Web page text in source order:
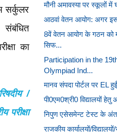
सर्कुलर
संबंधित
का
/
परीक्षा
मौनी अमावस्या पर स्कूलों में
आठवां वेतन आयोग: अगर इस
8वें वेतन आयोग के गठन को
सिफ...
Participation in the
Olympiad Ind...
मानव संपदा पोर्टल पर EL
पी0एम0श्री0 विद्यालयों हेतु
निपुण एसेसमेन्ट टेस्ट के
राजकीय कार्यालयों/